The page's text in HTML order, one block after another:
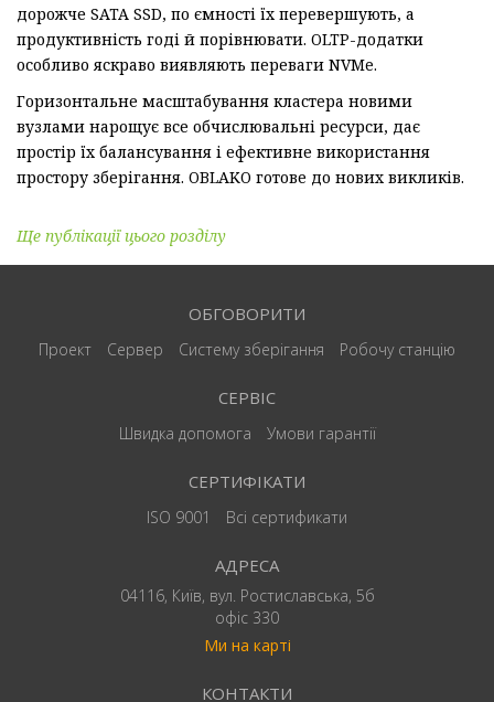
дорожче SATA SSD, по ємності їх перевершують, а
продуктивність годі й порівнювати. OLTP-додатки
особливо яскраво виявляють переваги NVMe.
Горизонтальне масштабування кластера новими
вузлами нарощує все обчислювальні ресурси, дає
простір їх балансування і ефективне використання
простору зберігання. OBLAKO готове до нових викликів.
Ще публікації цього розділу
ОБГОВОРИТИ
Проект Сервер Систему зберігання Робочу станцію
СЕРВІС
Швидка допомога Умови гарантії
СЕРТИФІКАТИ
ISO 9001 Всі сертификати
АДРЕСА
04116, Київ, вул. Ростиславська, 5б
офіс 330
Ми на карті
КОНТАКТИ